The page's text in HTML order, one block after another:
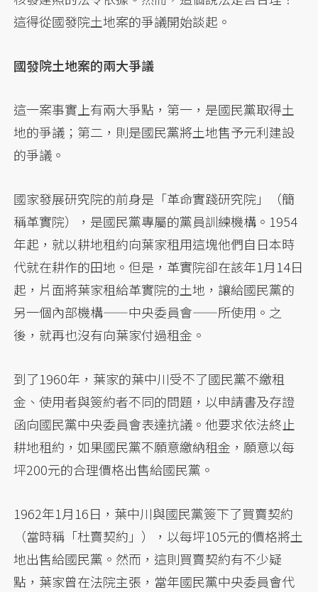
這得從國發院土地案的爭議開始談起。
國發院土地案的兩大爭議
這一案事實上有兩大爭點，第一，是國民黨取得土
地的爭議；第二，則是國民黨將土地售予元利建設
的爭議。
國家發展研究院的前身是「革命實踐研究院」（簡
稱革實院），是國民黨專屬的黨員訓練機構。1954
年起，就以耕地租約向葉家租用這塊他們自日本時
代就在耕作的田地。但是，革實院卻在該年1月14日
起，片面將葉家租給革實院的土地，讓給國民黨的
另一個內部機構——中央委員會——所使用。之
後，就再也沒有向葉家付過租金。
到了1960年，葉家的葉中川受不了國民黨不繳租
金、使用者與簽約者不同的問題，以申請書及存證
函向國民黨中央委員會表達抗議。他要求依法終止
耕地租約，如果國民黨不願意繳納租金，願意以每
坪200元的合理價格出售給國民黨。
1962年1月16日，葉中川與國民黨簽下了買賣契約
（當時稱「杜賣契約」），以每坪105元的價格將土
地出售給國民黨。然而，這則買賣契約有不少疑
點，葉家曾在法院主張，當年國民黨中央委員會代